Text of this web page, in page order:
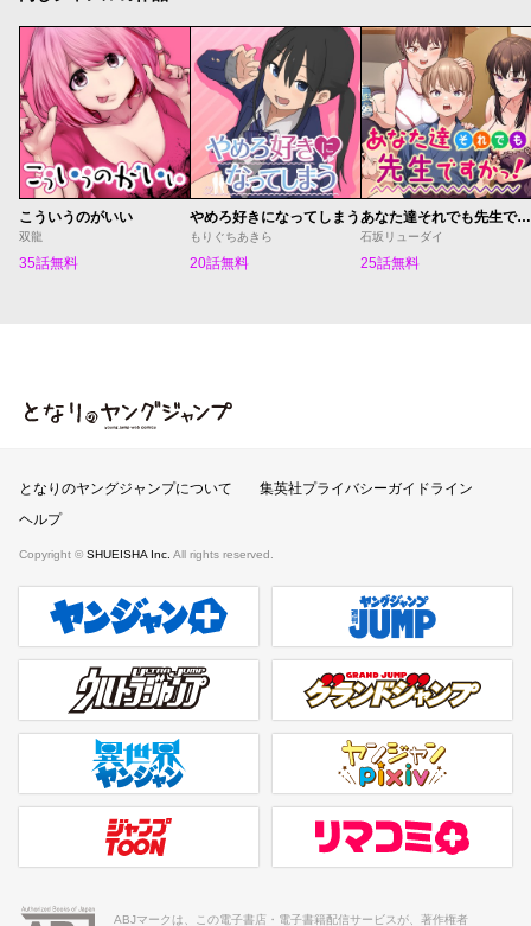
こういうのがいい
双龍
35話無料
やめろ好きになってしまう
もりぐちあきら
20話無料
あなた達それでも先生ですかっ！
石坂リューダイ
25話無料
となりのヤングジャンプ
となりのヤングジャンプについて
集英社プライバシーガイドライン
ヘルプ
Copyright © SHUEISHA Inc. All rights reserved.
ヤンジャンプラス 週刊ヤングジャンプ公式サイト
ウルトラジャンプ グランドジャンプ
異世界ヤンジャン ヤンジャンpixiv
ジャンプTOON リマコミ＋
ABJマークは、この電子書店・電子書籍配信サービスが、著作権者